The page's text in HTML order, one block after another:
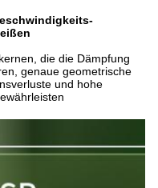
die die Dämpfung
genaue geometrische
und hohe